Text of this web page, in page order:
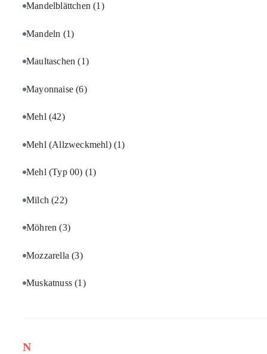
Mandelblättchen(1)
Mandeln (1)
Maultaschen(1)
Mayonnaise(6)
Mehl (42)
Mehl (Allzweckmehl) (1)
Mehl (Typ 00) (1)
Milch(22)
Möhren(3)
Mozzarella(3)
Muskatnuss(1)
N